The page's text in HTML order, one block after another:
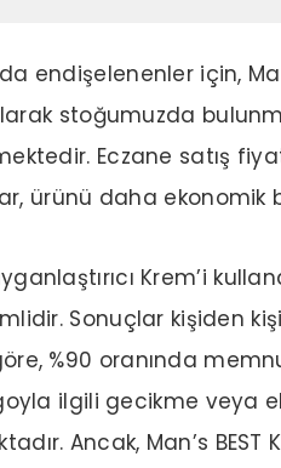
endişelenenler için,
stoğumuzda
Eczane satış
ürünü daha ekonomik
Krem’i
Sonuçlar kişiden
%90 oranında
ilgili gecikme veya
Ancak, Man’s BEST